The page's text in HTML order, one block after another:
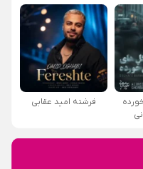
فرشته امید عقابی